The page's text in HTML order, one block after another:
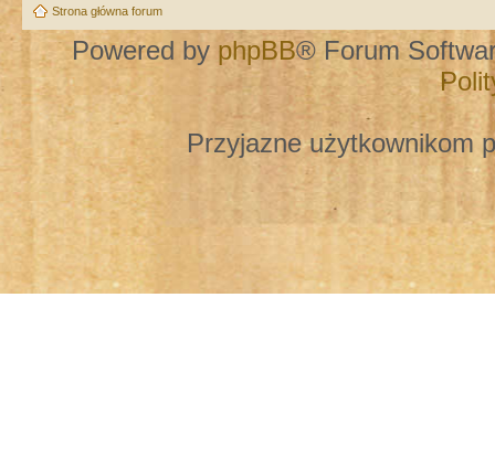
Strona główna forum
Powered by phpBB® Forum
Przyjazne użytkownikom